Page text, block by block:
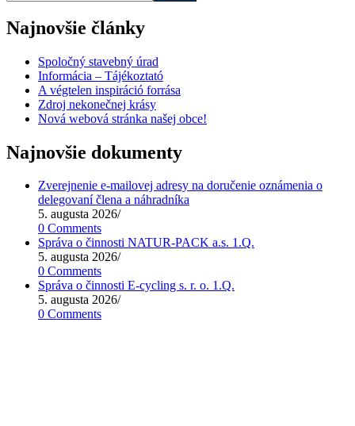
Najnovšie články
Spoločný stavebný úrad
Informácia – Tájékoztató
A végtelen inspiráció forrása
Zdroj nekonečnej krásy
Nová webová stránka našej obce!
Najnovšie dokumenty
Zverejnenie e-mailovej adresy na doručenie oznámenia o
delegovaní člena a náhradníka
5. augusta 2026/
0 Comments
Správa o činnosti NATUR-PACK a.s. 1.Q.
5. augusta 2026/
0 Comments
Správa o činnosti E-cycling s. r. o. 1.Q.
5. augusta 2026/
0 Comments